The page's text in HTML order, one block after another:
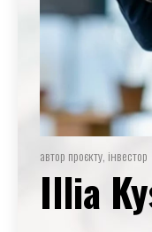
автор проєкту, інвестор
Illia